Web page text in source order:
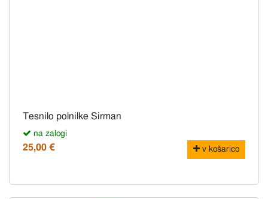
Tesnilo polnilke Sirman
na zalogi
25,00 € v košarico